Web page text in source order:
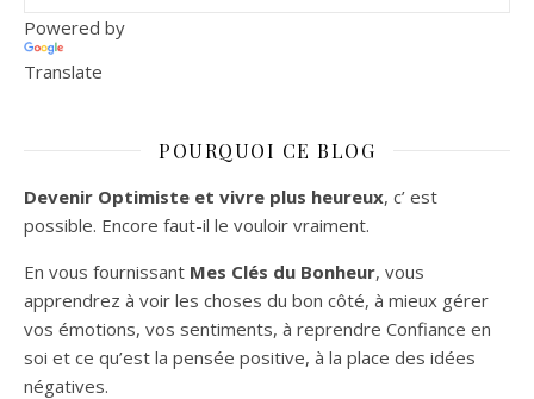
Powered by
Translate
POURQUOI CE BLOG
Devenir Optimiste et vivre plus heureux, c’ est
possible. Encore faut-il le vouloir vraiment.
En vous fournissant Mes Clés du Bonheur, vous
apprendrez à voir les choses du bon côté, à mieux gérer
vos émotions, vos sentiments, à reprendre Confiance en
soi et ce qu’est la pensée positive, à la place des idées
négatives.